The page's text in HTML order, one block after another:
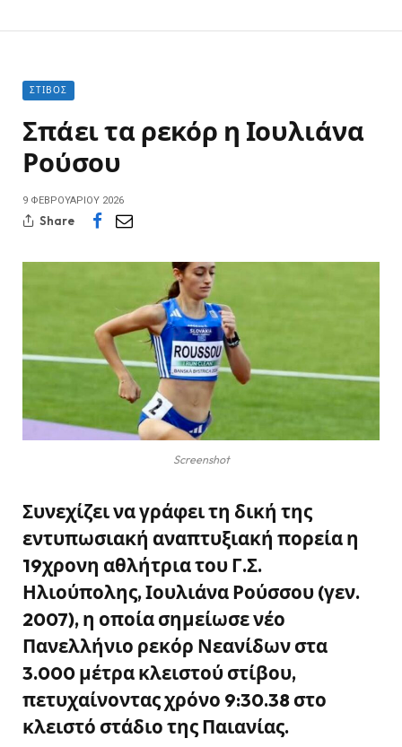
ΣΤΊΒΟΣ
Σπάει τα ρεκόρ η Ιουλιάνα
Ρούσου
9 ΦΕΒΡΟΥΑΡΊΟΥ 2026
Share
Screenshot
Συνεχίζει να γράφει τη δική της
εντυπωσιακή αναπτυξιακή πορεία η
19χρονη αθλήτρια του Γ.Σ.
Ηλιούπολης, Ιουλιάνα Ρούσσου (γεν.
2007), η οποία σημείωσε νέο
Πανελλήνιο ρεκόρ Νεανίδων στα
3.000 μέτρα κλειστού στίβου,
πετυχαίνοντας χρόνο 9:30.38 στο
κλειστό στάδιο της Παιανίας.